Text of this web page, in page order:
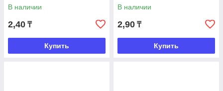
В наличии
2,40 ₸
Купить
В наличии
2,90 ₸
Купить